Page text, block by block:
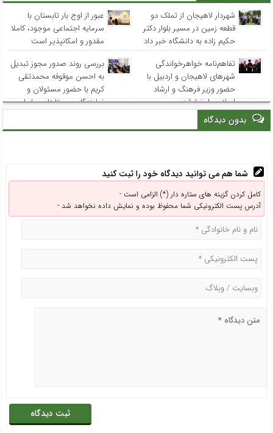
شهردار لاهیجان از تملک دو
قطعه زمین در مسیر بلوار دکتر
حکیم زاده به دانشگاه خبر داد
عبور از اوج بار تابستان با
سرمایه اجتماعی موجود، کاملا
مقدور و امکانپذیر است
تفاهم‌نامه خواهرخواندگی
شهرهای لاهیجان و اردبیل با
حضور وزیر فرهنگ و ارشاد
اسلامی امضا شد
بررسی روند صدور مجوز تبدیل
به احسن موقوفه محمدتقی
کریم با حضور مسئولان و
نمایندگان روستاهای ساحلی
بدون دیدگاه
شما هم می توانید دیدگاه خود را ثبت کنید
کامل کردن گزینه های ستاره دار (*) الزامی است -
آدرس پست الکترونیکی شما محفوظ بوده و نمایش داده نخواهد شد -